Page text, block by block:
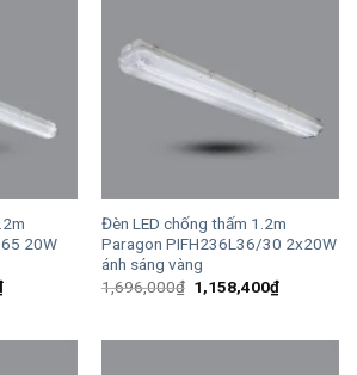
20W
Giá
hiện
Đèn LED chống thấm 1.2m
Paragon PIFH236L36/30 2x20W
ánh sáng vàng
1,696,000₫ Giá
gốc
1,158,400₫Giá
hiện